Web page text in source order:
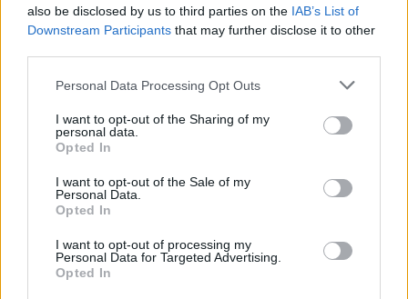
also be disclosed by us to third parties on the IAB’s List of
Downstream Participants that may further disclose it to other
Personal Data Processing Opt Outs
I want to opt-out of the Sharing of my
personal data.
Opted In
I want to opt-out of the Sale of my
Personal Data.
Opted In
I want to opt-out of processing my
Personal Data for Targeted Advertising.
Opted In
ΔΙΑΦΗΜΙΣΗ